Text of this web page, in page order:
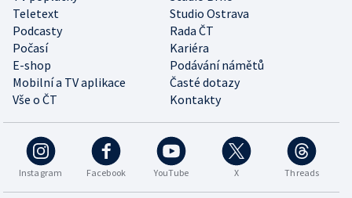
Teletext
Studio Ostrava
Podcasty
Rada ČT
Počasí
Kariéra
E-shop
Podávání námětů
Mobilní a TV aplikace
Časté dotazy
Vše o ČT
Kontakty
Instagram Facebook YouTube X Threads